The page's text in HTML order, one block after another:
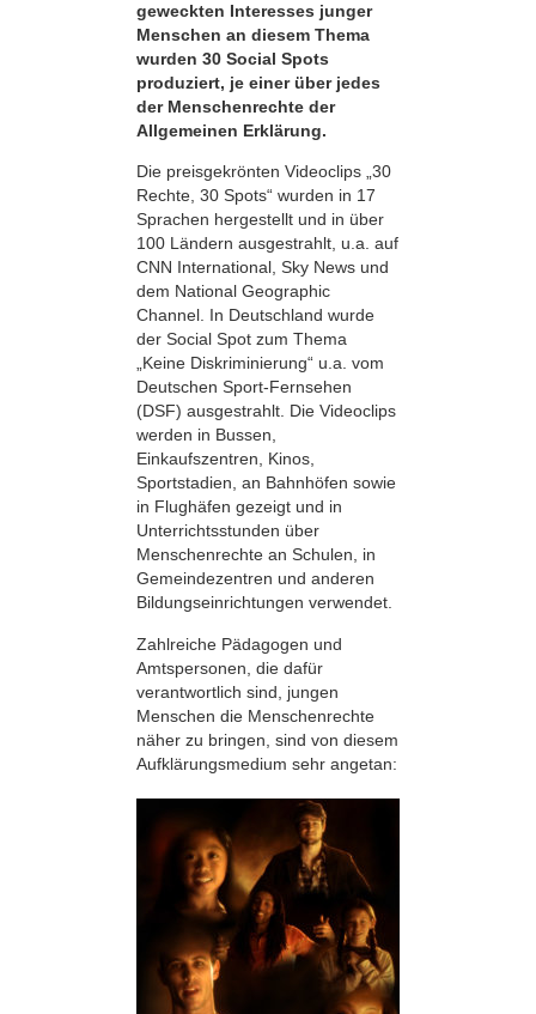
geweckten Interesses junger
Menschen an diesem Thema
wurden 30 Social Spots
produziert, je einer über jedes
der Menschenrechte der
Allgemeinen Erklärung.
Die preisgekrönten Videoclips „30
Rechte, 30 Spots“ wurden in 17
Sprachen hergestellt und in über
100 Ländern ausgestrahlt, u.a. auf
CNN International, Sky News und
dem National Geographic
Channel. In Deutschland wurde
der Social Spot zum Thema
„Keine Diskriminierung“ u.a. vom
Deutschen Sport-Fernsehen
(DSF) ausgestrahlt. Die Videoclips
werden in Bussen,
Einkaufszentren, Kinos,
Sportstadien, an Bahnhöfen sowie
in Flughäfen gezeigt und in
Unterrichtsstunden über
Menschenrechte an Schulen, in
Gemeindezentren und anderen
Bildungseinrichtungen verwendet.
Zahlreiche Pädagogen und
Amtspersonen, die dafür
verantwortlich sind, jungen
Menschen die Menschenrechte
näher zu bringen, sind von diesem
Aufklärungsmedium sehr angetan: